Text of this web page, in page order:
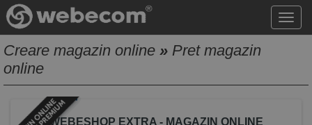
meniu
Creare magazin online » Pret magazin
online
WEBESHOP EXTRA - MAGAZIN ONLINE